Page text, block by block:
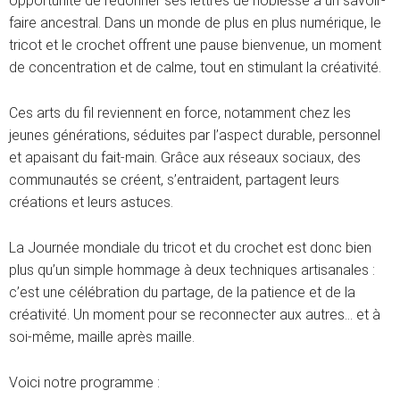
faire ancestral. Dans un monde de plus en plus numérique, le
tricot et le crochet offrent une pause bienvenue, un moment
de concentration et de calme, tout en stimulant la créativité.
Ces arts du fil reviennent en force, notamment chez les
jeunes générations, séduites par l’aspect durable, personnel
et apaisant du fait-main. Grâce aux réseaux sociaux, des
communautés se créent, s’entraident, partagent leurs
créations et leurs astuces.
La Journée mondiale du tricot et du crochet est donc bien
plus qu’un simple hommage à deux techniques artisanales :
c’est une célébration du partage, de la patience et de la
créativité. Un moment pour se reconnecter aux autres… et à
soi-même, maille après maille.
Voici notre programme :